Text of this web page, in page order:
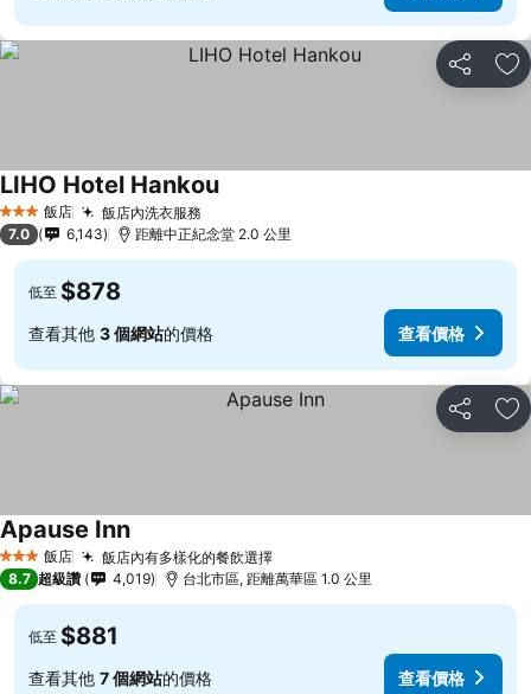
分享 加
3 星級 飯店 飯店內洗衣服務
LIHO Hotel Hankou
7.0 6,143 距離中正紀念堂 2.0 公里
低至 $878
查看其他 3 個網站的價格 查看價格
分享 加
3 星級 飯店 飯店內有多樣化的餐飲選擇
Apause Inn
8.7 超級讚 4,019 台北市區, 距離萬華區 1.0 公里
低至 $881
查看其他 7 個網站的價格 查看價格